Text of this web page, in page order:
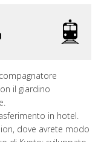
il giardino
in hotel.
dove avrete modo